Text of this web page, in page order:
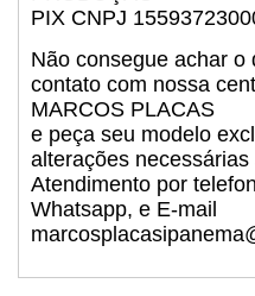
PIX CNPJ
Não consegue achar o
contato com nossa
MARCOS PLACAS
e peça seu modelo
alterações
Atendimento por
Whatsapp, e E-mail